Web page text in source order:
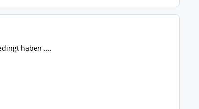
haben ....